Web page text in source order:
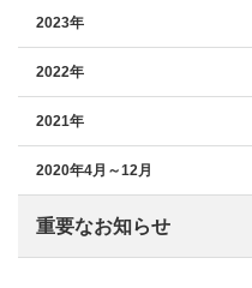
2023年
2022年
2021年
2020年4月～12月
重要なお知らせ